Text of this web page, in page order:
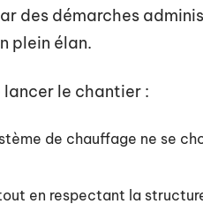
des démarches
plein élan.
le chantier :
de chauffage ne se
en respectant la